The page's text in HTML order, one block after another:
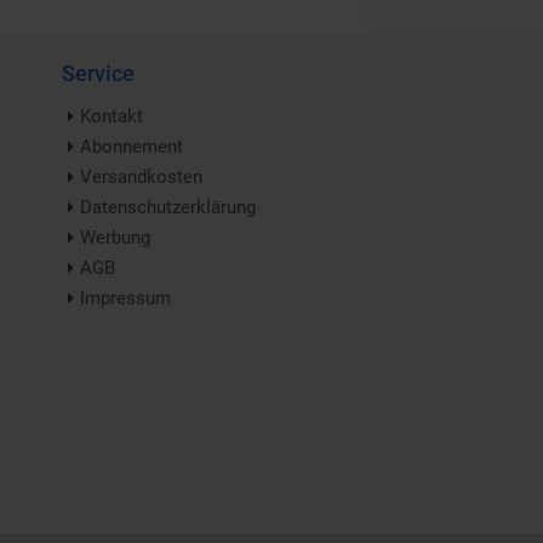
Service
Kontakt
Abonnement
Versandkosten
Datenschutzerklärung
Werbung
AGB
Impressum